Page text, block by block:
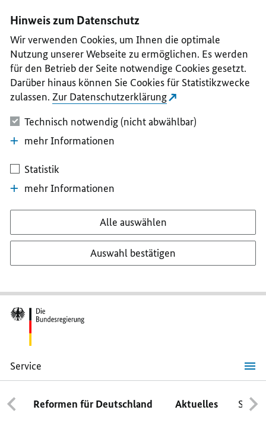
II
III
IV
V
Hinweis zum Datenschutz
Wir verwenden Cookies, um Ihnen die optimale
Nutzung unserer Webseite zu ermöglichen. Es werden
für den Betrieb der Seite notwendige Cookies gesetzt.
Darüber hinaus können Sie Cookies für Statistikzwecke
zulassen. Zur Datenschutzerklärung
Technisch notwendig (nicht abwählbar)
mehr Informationen
Statistik
mehr Informationen
Alle auswählen
Auswahl bestätigen
Service
Autogrammkarten
Porträtbilder bestellen
Reformen für Deutschland Aktuelles